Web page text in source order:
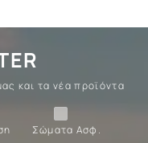
και τα νέα προϊόντα
Σώματα Ασφ.